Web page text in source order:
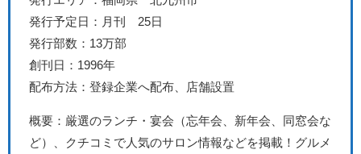
発行予定日：月刊 25日
発行部数：13万部
創刊日：1996年
配布方法：登録企業へ配布、店舗設置
概要：厳選のランチ・宴会（忘年会、新年会、同窓会な
ど）、クチコミで人気のサロン情報などを掲載！グルメ